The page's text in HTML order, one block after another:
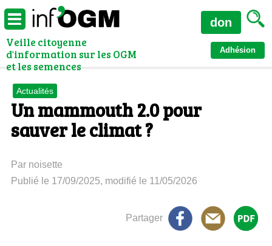
Veille citoyenne
d'information sur les OGM
et les semences
Adhésion
don
Actualités
Un mammouth 2.0 pour
sauver le climat ?
Par noisette
Publié le 17/09/2025, modifié le 11/05/2026
Partager